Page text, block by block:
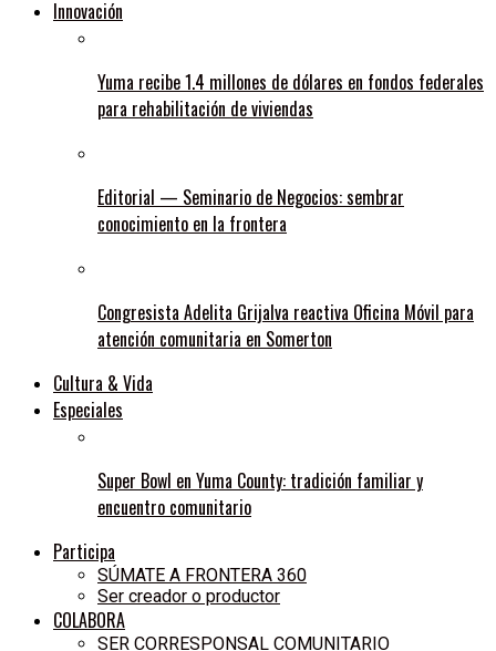
Innovación
Yuma recibe 1.4 millones de dólares en fondos federales
para rehabilitación de viviendas
Editorial — Seminario de Negocios: sembrar
conocimiento en la frontera
Congresista Adelita Grijalva reactiva Oficina Móvil para
atención comunitaria en Somerton
Cultura & Vida
Especiales
Super Bowl en Yuma County: tradición familiar y
encuentro comunitario
Participa
SÚMATE A FRONTERA 360
Ser creador o productor
COLABORA
SER CORRESPONSAL COMUNITARIO